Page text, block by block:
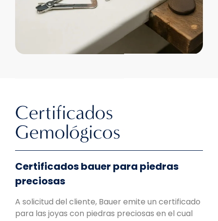
Certificados
Gemológicos
Certificados bauer para piedras
preciosas
A solicitud del cliente, Bauer emite un certificado
para las joyas con piedras preciosas en el cual